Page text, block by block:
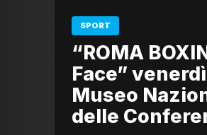
SPORT
“ROMA
Face”
Museo
delle